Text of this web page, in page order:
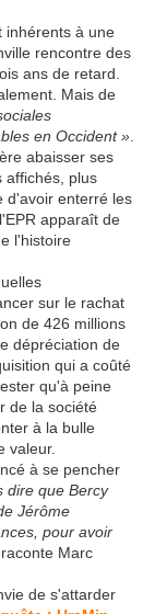
inhérents à une
rencontre des
ans de retard.
Mais de
en Occident »
abaisser ses
affichés, plus
d'avoir enterré les
apparaît de
l'histoire
sur le rachat
de 426 millions
dépréciation de
qui a coûté
qu'à peine
de la société
à la bulle
valeur.
à se pencher
dire que Bercy
Jérôme
pour avoir
, raconte Marc
de s'attarder